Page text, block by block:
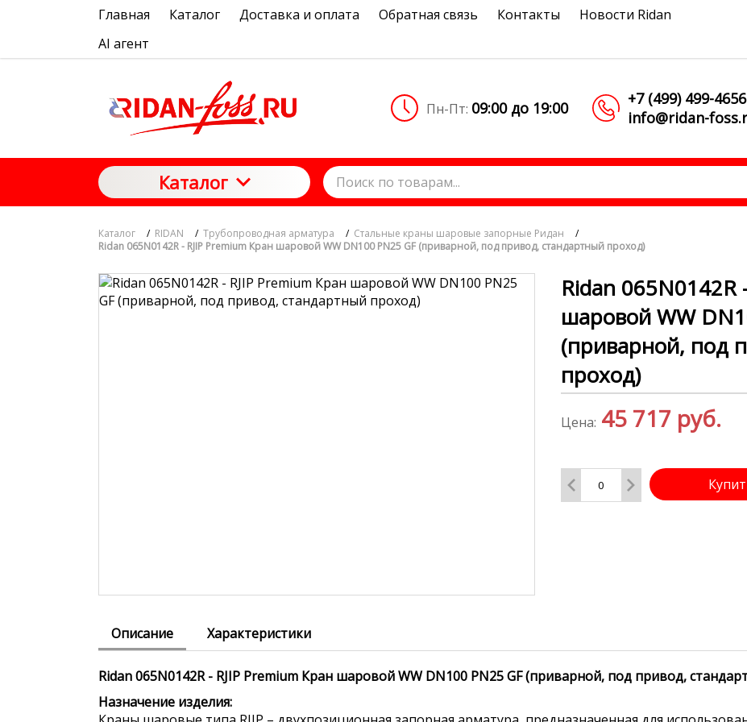
Главная Каталог Доставка и оплата Обратная связь Контакты
Новости Ridan
AI агент
Пн-Пт: 09:00 до 19:00
+7 (499) 499-4656
info@ridan-
Каталог
Каталог / RIDAN / Трубопроводная арматура / Стальные краны шаровые запорные Ридан
/
Ridan 065N0142R - RJIP Premium Кран шаровой WW DN100 PN25 GF (приварной, под привод, стандартный проход)
Ridan 065N0142R
шаровой WW
(приварной, под
проход)
Цена: 45 717 руб.
Описание Характеристики
Ridan 065N0142R - RJIP Premium Кран шаровой WW DN100 PN25 GF (приварной, под привод,
Назначение изделия: